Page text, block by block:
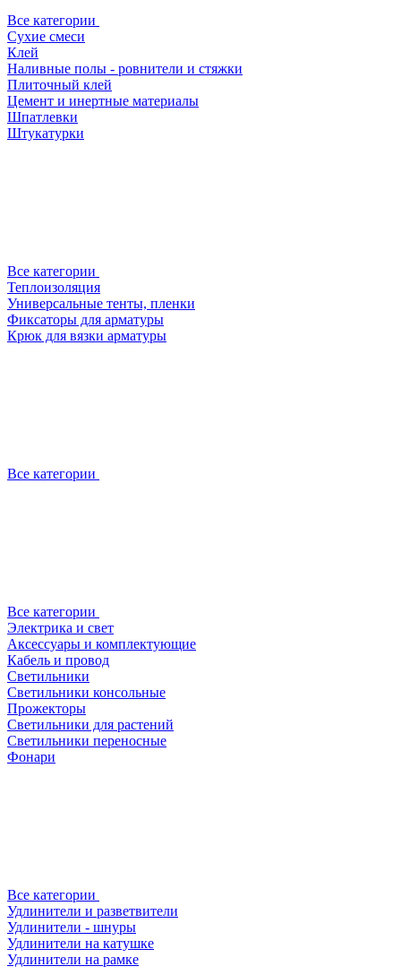
Все категории
Сухие смеси
Клей
Наливные полы - ровнители и стяжки
Плиточный клей
Цемент и инертные материалы
Шпатлевки
Штукатурки
Все категории
Теплоизоляция
Универсальные тенты, пленки
Фиксаторы для арматуры
Крюк для вязки арматуры
Все категории
Все категории
Электрика и свет
Аксессуары и комплектующие
Кабель и провод
Светильники
Светильники консольные
Прожекторы
Светильники для растений
Светильники переносные
Фонари
Все категории
Удлинители и разветвители
Удлинители - шнуры
Удлинители на катушке
Удлинители на рамке